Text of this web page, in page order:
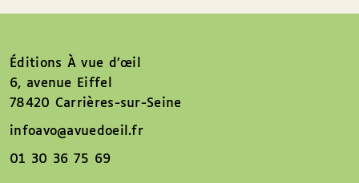
Éditions À vue d’œil
6, avenue Eiffel
78420 Carrières-sur-Seine
infoavo@avuedoeil.fr
01 30 36 75 69